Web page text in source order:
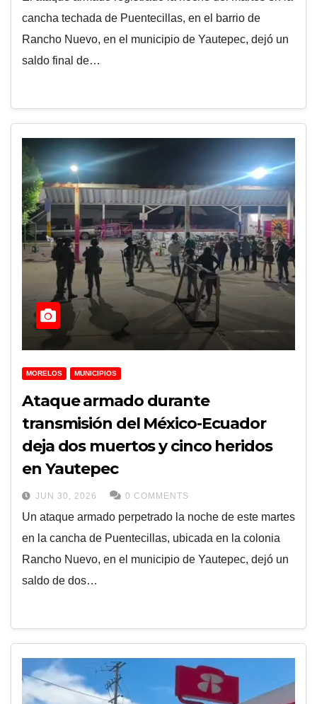
cancha techada de Puentecillas, en el barrio de
Rancho Nuevo, en el municipio de Yautepec, dejó un
saldo final de…
MORELOS MUNICIPIOS
Ataque armado durante
transmisión del México-Ecuador
deja dos muertos y cinco heridos
en Yautepec
JUN 30, 2026 0 COMMENTS
Un ataque armado perpetrado la noche de este martes
en la cancha de Puentecillas, ubicada en la colonia
Rancho Nuevo, en el municipio de Yautepec, dejó un
saldo de dos…